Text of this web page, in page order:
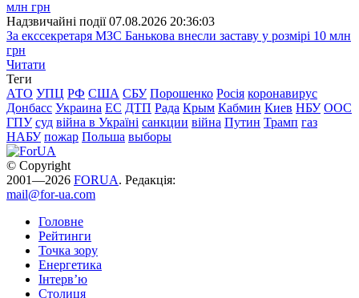
Надзвичайні події 07.08.2026 20:36:03
За екссекретаря МЗС Банькова внесли заставу у розмірі 10 млн
грн
Читати
Теги
АТО УПЦ РФ США СБУ Порошенко Росія коронавирус
Донбасс Украина ЕС ДТП Рада Крым Кабмин Киев НБУ ООС
ГПУ суд війна в Україні санкции війна Путин Трамп газ
НАБУ пожар Польша выборы
© Copyright
2001—2026 FORUA. Редакція:
mail@for-ua.com
Головне
Рейтинги
Точка зору
Енергетика
Інтерв’ю
Столиця